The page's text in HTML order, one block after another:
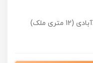
اراک، خیابان سید جمال الدین اسدآبادی (12 متری ملک)